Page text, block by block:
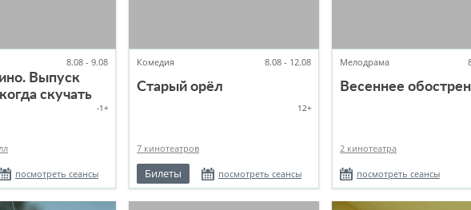
8.08 - 9.08
Выпуск
скучать
-1+
посмотреть сеансы
Комедия 8.08 - 12.08
Старый орёл
12+
7 кинотеатров
Билеты посмотреть сеансы
Мелодрама
Весеннее
2 кинотеатра
посмотреть сеансы